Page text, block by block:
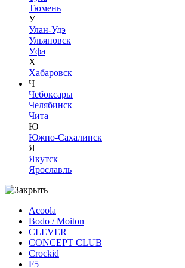
Тюмень
У
Улан-Удэ
Ульяновск
Уфа
Х
Хабаровск
Ч
Чебоксары
Челябинск
Чита
Ю
Южно-Сахалинск
Я
Якутск
Ярославль
Acoola
Bodo / Moiton
CLEVER
CONCEPT CLUB
Crockid
F5